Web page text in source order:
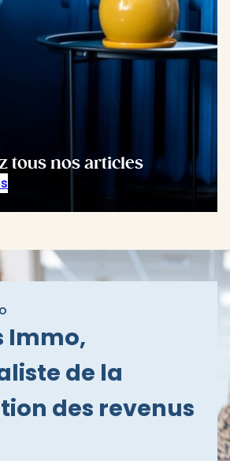
tous nos articles
Immo,
de la
des revenus